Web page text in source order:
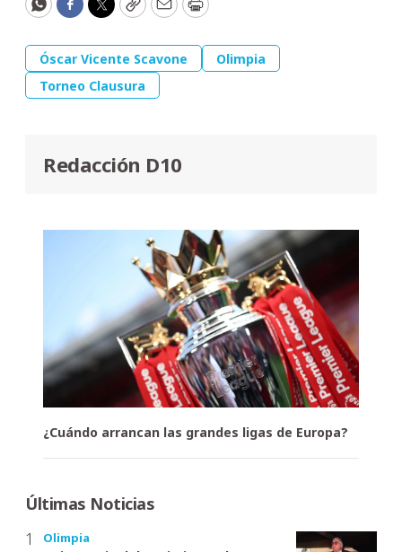
WhatsApp
Facebook
Twitter
CopyEmailPrint
Óscar Vicente Scavone
Olimpia
Torneo Clausura
Redacción D10
¿Cuándo arrancan las grandes ligas de Europa?
Últimas Noticias
Olimpia